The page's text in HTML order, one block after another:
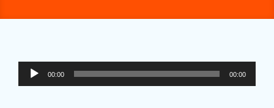
Audiospeler
00:00 00:00